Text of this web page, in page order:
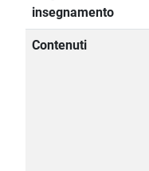
insegnamento
Contenuti